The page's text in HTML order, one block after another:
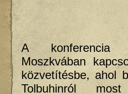
A konferencia
Moszkvában
közvetítésbe, ahol
Tolbuhinról